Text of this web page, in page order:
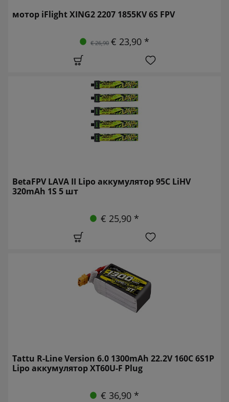
мотор iFlight XING2 2207 1855KV 6S FPV
€ 26,90 € 23,90 *
BetaFPV LAVA II Lipo аккумулятор 95C LiHV
320mAh 1S 5 шт
€ 25,90 *
Tattu R-Line Version 6.0 1300mAh 22.2V 160C 6S1P
Lipo аккумулятор XT60U-F Plug
€ 36,90 *